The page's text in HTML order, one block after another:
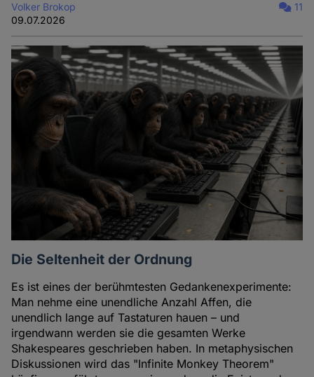
Volker Brokop
09.07.2026
11
Die Seltenheit der Ordnung
Es ist eines der berühmtesten Gedankenexperimente:
Man nehme eine unendliche Anzahl Affen, die
unendlich lange auf Tastaturen hauen – und
irgendwann werden sie die gesamten Werke
Shakespeares geschrieben haben. In metaphysischen
Diskussionen wird das "Infinite Monkey Theorem"